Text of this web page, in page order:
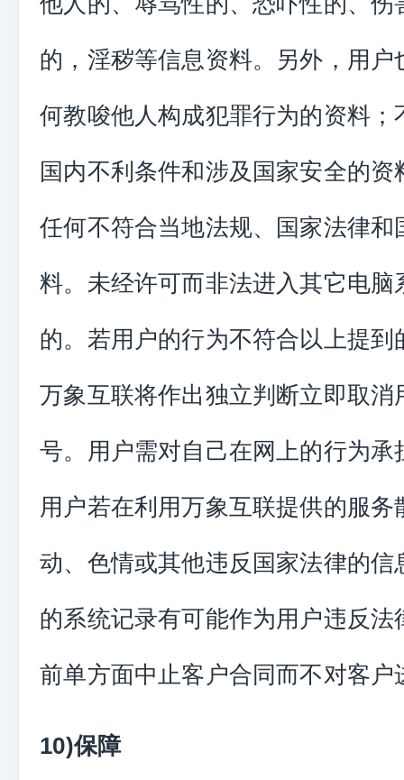
的，淫秽等信息资料。另外，用户
何教唆他人构成犯罪行为的资料；
国内不利条件和涉及国家安全的资
任何不符合当地法规、国家法律和
料。未经许可而非法进入其它电脑
的。若用户的行为不符合以上提到
万象互联将作出独立判断立即取消
号。用户需对自己在网上的行为承
用户若在利用万象互联提供的服务
动、色情或其他违反国家法律的信
的系统记录有可能作为用户违反法
前单方面中止客户合同而不对客户
10)保障